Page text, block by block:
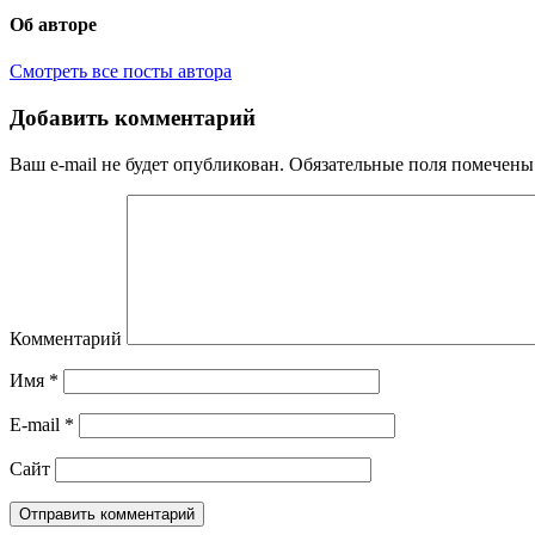
Об авторе
Смотреть все посты автора
Добавить комментарий
Ваш e-mail не будет опубликован. Обязательные поля
Комментарий
Имя *
E-mail *
Сайт